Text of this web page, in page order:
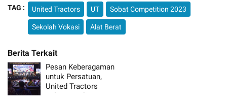
TAG : United Tractors UT Sobat Competition 2023
Sekolah Vokasi Alat Berat
Pesan Keberagaman
untuk Persatuan,
United Tractors
Selenggarakan UT